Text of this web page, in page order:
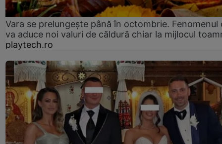
Vara se prelungeşte până în octombrie. Fenomenul
va aduce noi valuri de căldură chiar la mijlocul
playtech.ro